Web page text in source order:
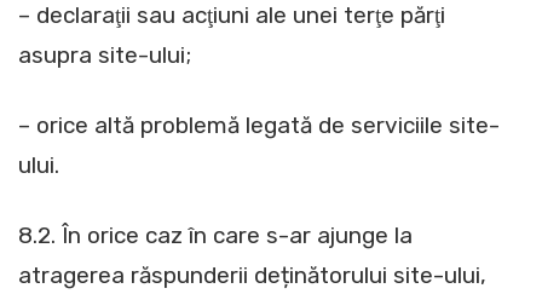
– declaraţii sau acţiuni ale unei terţe părţi
asupra site-ului;
– orice altă problemă legată de serviciile site-
ului.
8.2. În orice caz în care s-ar ajunge la
atragerea răspunderii deținătorului site-ului,